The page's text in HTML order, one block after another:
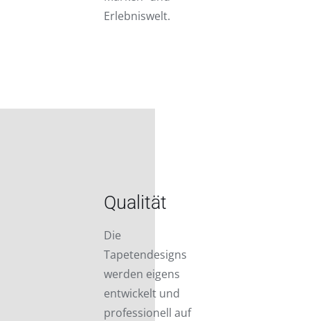
Erlebniswelt.
Qualität
Die
Tapetendesigns
werden eigens
entwickelt und
professionell auf